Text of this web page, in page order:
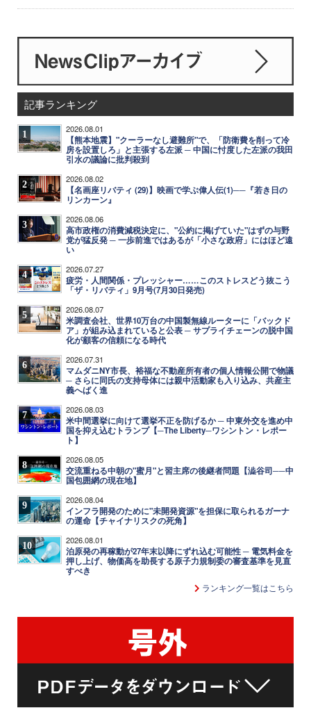
記事ランキング
1 2026.08.01
【熊本地震】"クーラーなし避難所"で、「防衛費を削って冷
房を設置しろ」と主張する左派 ─ 中国に忖度した左派の我田
引水の議論に批判殺到
2 2026.08.02
【名画座リバティ (29)】映画で学ぶ偉人伝(1)──『若き日の
リンカーン』
3 2026.08.06
高市政権の消費減税決定に、"公約に掲げていた"はずの与野
党が猛反発 ─ 一歩前進ではあるが「小さな政府」にはほど遠
い
4 2026.07.27
疲労・人間関係・プレッシャー……このストレスどう抜こう
「ザ・リバティ」9月号(7月30日発売)
5 2026.08.07
米調査会社、世界10万台の中国製無線ルーターに「バックド
ア」が組み込まれていると公表 ─ サプライチェーンの脱中国
化が顧客の信頼になる時代
6 2026.07.31
マムダニNY市長、裕福な不動産所有者の個人情報公開で物議
─ さらに同氏の支持母体には親中活動家も入り込み、共産主
義へばく進
7 2026.08.03
米中間選挙に向けて選挙不正を防げるか ─ 中東外交を進め中
国を抑え込むトランプ【─The Liberty─ワシントン・レポー
ト】
8 2026.08.05
交流重ねる中朝の"蜜月"と習主席の後継者問題【澁谷司──中
国包囲網の現在地】
9 2026.08.04
インフラ開発のために"未開発資源"を担保に取られるガーナ
の運命【チャイナリスクの死角】
10 2026.08.01
泊原発の再稼動が27年末以降にずれ込む可能性 ─ 電気料金を
押し上げ、物価高を助長する原子力規制委の審査基準を見直
すべき
ランキング一覧はこちら